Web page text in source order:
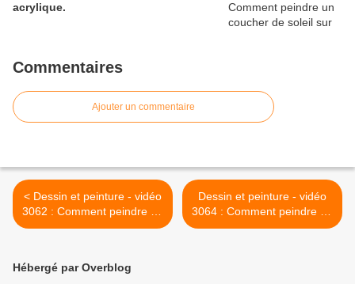
acrylique.
Commentaires
Ajouter un commentaire
< Dessin et peinture - vidéo
3062 : Comment peindre un
perroquet coloré 3/3
techniques.
Dessin et peinture - vidéo
3064 : Comment peindre un
palmier ? - toutes les
Hébergé par Overblog